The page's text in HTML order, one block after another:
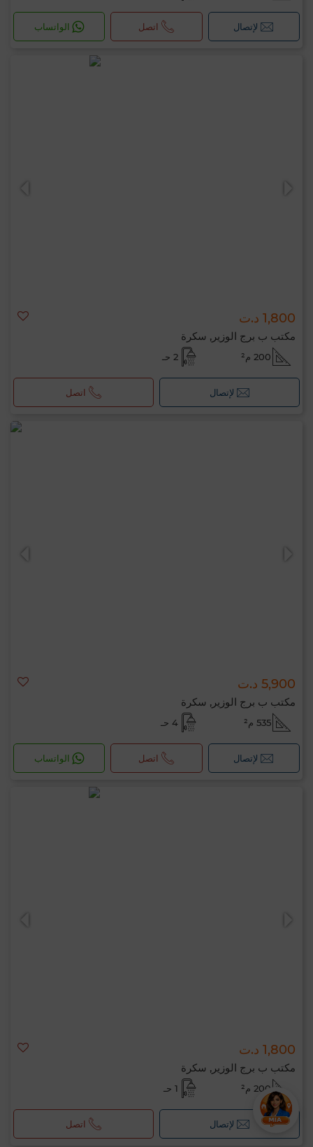
لإتصال اتصل الواتساب
1,800 د.ت
مكتب ب برج الوزير, سكرة
200 م² 2 حـ
لإتصال اتصل
5,900 د.ت
مكتب ب برج الوزير, سكرة
535 م² 4 حـ
لإتصال اتصل الواتساب
1,800 د.ت
مكتب ب برج الوزير, سكرة
200 م² 1 حـ
لإتصال اتصل